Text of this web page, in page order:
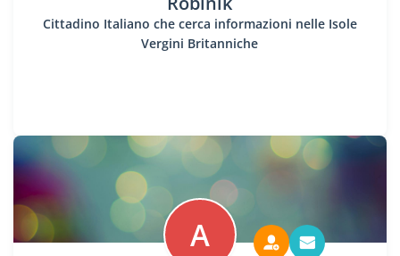
Cittadino Italiano che cerca informazioni nelle Isole
Vergini Britanniche
A